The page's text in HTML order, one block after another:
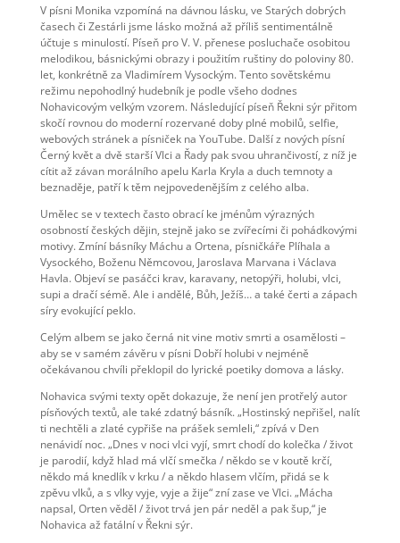
V písni Monika vzpomíná na dávnou lásku, ve Starých dobrých
časech či Zestárli jsme lásko možná až příliš sentimentálně
účtuje s minulostí. Píseň pro V. V. přenese posluchače osobitou
melodikou, básnickými obrazy i použitím ruštiny do poloviny 80.
let, konkrétně za Vladimírem Vysockým. Tento sovětskému
režimu nepohodlný hudebník je podle všeho dodnes
Nohavicovým velkým vzorem. Následující píseň Řekni sýr přitom
skočí rovnou do moderní rozervané doby plné mobilů, selfie,
webových stránek a písniček na YouTube. Další z nových písní
Černý květ a dvě starší Vlci a Řady pak svou uhrančivostí, z níž je
cítit až závan morálního apelu Karla Kryla a duch temnoty a
beznaděje, patří k těm nejpovedenějším z celého alba.
Umělec se v textech často obrací ke jménům výrazných
osobností českých dějin, stejně jako se zvířecími či pohádkovými
motivy. Zmíní básníky Máchu a Ortena, písničkáře Plíhala a
Vysockého, Boženu Němcovou, Jaroslava Marvana i Václava
Havla. Objeví se pasáčci krav, karavany, netopýři, holubi, vlci,
supi a dračí sémě. Ale i andělé, Bůh, Ježíš… a také čerti a zápach
síry evokující peklo.
Celým albem se jako černá nit vine motiv smrti a osamělosti –
aby se v samém závěru v písni Dobří holubi v nejméně
očekávanou chvíli překlopil do lyrické poetiky domova a lásky.
Nohavica svými texty opět dokazuje, že není jen protřelý autor
písňových textů, ale také zdatný básník. „Hostinský nepřišel, nalít
ti nechtěli a zlaté cypřiše na prášek semleli,“ zpívá v Den
nenávidí noc. „Dnes v noci vlci vyjí, smrt chodí do kolečka / život
je parodií, když hlad má vlčí smečka / někdo se v koutě krčí,
někdo má knedlík v krku / a někdo hlasem vlčím, přidá se k
zpěvu vlků, a s vlky vyje, vyje a žije“ zní zase ve Vlci. „Mácha
napsal, Orten věděl / život trvá jen pár neděl a pak šup,“ je
Nohavica až fatální v Řekni sýr.